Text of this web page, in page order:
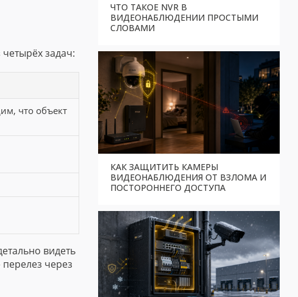
задач:
что объект
видеть
через
ЧТО ТАКОЕ NVR В
ВИДЕОНАБЛЮДЕНИИ ПРОСТЫМИ
СЛОВАМИ
КАК ЗАЩИТИТЬ КАМЕРЫ
ВИДЕОНАБЛЮДЕНИЯ ОТ ВЗЛОМА И
ПОСТОРОННЕГО ДОСТУПА